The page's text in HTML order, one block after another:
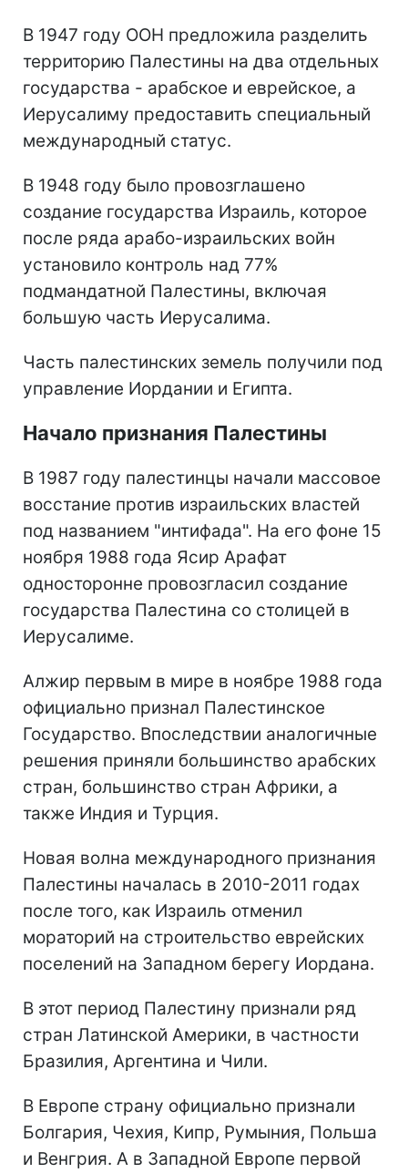
В 1947 году ООН предложила разделить
территорию Палестины на два отдельных
государства - арабское и еврейское, а
Иерусалиму предоставить специальный
международный статус.
В 1948 году было провозглашено
создание государства Израиль, которое
после ряда арабо-израильских войн
установило контроль над 77%
подмандатной Палестины, включая
большую часть Иерусалима.
Часть палестинских земель получили под
управление Иордании и Египта.
Начало признания Палестины
В 1987 году палестинцы начали массовое
восстание против израильских властей
под названием "интифада". На его фоне 15
ноября 1988 года Ясир Арафат
односторонне провозгласил создание
государства Палестина со столицей в
Иерусалиме.
Алжир первым в мире в ноябре 1988 года
официально признал Палестинское
Государство. Впоследствии аналогичные
решения приняли большинство арабских
стран, большинство стран Африки, а
также Индия и Турция.
Новая волна международного признания
Палестины началась в 2010-2011 годах
после того, как Израиль отменил
мораторий на строительство еврейских
поселений на Западном берегу Иордана.
В этот период Палестину признали ряд
стран Латинской Америки, в частности
Бразилия, Аргентина и Чили.
В Европе страну официально признали
Болгария, Чехия, Кипр, Румыния, Польша
и Венгрия. А в Западной Европе первой